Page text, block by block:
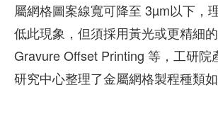
屬網格圖案線寬可降至 3µm以下，
低此現象，但須採用黃光或更精細
Gravure Offset Printing 等，工研院
研究中心整理了金屬網格製程種類如